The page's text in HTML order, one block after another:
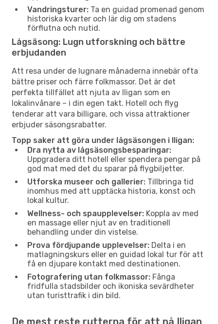
Vandringsturer: Ta en guidad promenad genom
historiska kvarter och lär dig om stadens
förflutna och nutid.
Lågsäsong: Lugn utforskning och bättre
erbjudanden
Att resa under de lugnare månaderna innebär ofta
bättre priser och färre folkmassor. Det är det
perfekta tillfället att njuta av Iligan som en
lokalinvånare – i din egen takt. Hotell och flyg
tenderar att vara billigare, och vissa attraktioner
erbjuder säsongsrabatter.
Topp saker att göra under lågsäsongen i Iligan:
Dra nytta av lågsäsongsbesparingar:
Uppgradera ditt hotell eller spendera pengar på
god mat med det du sparar på flygbiljetter.
Utforska museer och gallerier: Tillbringa tid
inomhus med att upptäcka historia, konst och
lokal kultur.
Wellness- och spaupplevelser: Koppla av med
en massage eller njut av en traditionell
behandling under din vistelse.
Prova fördjupande upplevelser: Delta i en
matlagningskurs eller en guidad lokal tur för att
få en djupare kontakt med destinationen.
Fotografering utan folkmassor: Fånga
fridfulla stadsbilder och ikoniska sevärdheter
utan turisttrafik i din bild.
De mest reste rutterna för att nå Iligan